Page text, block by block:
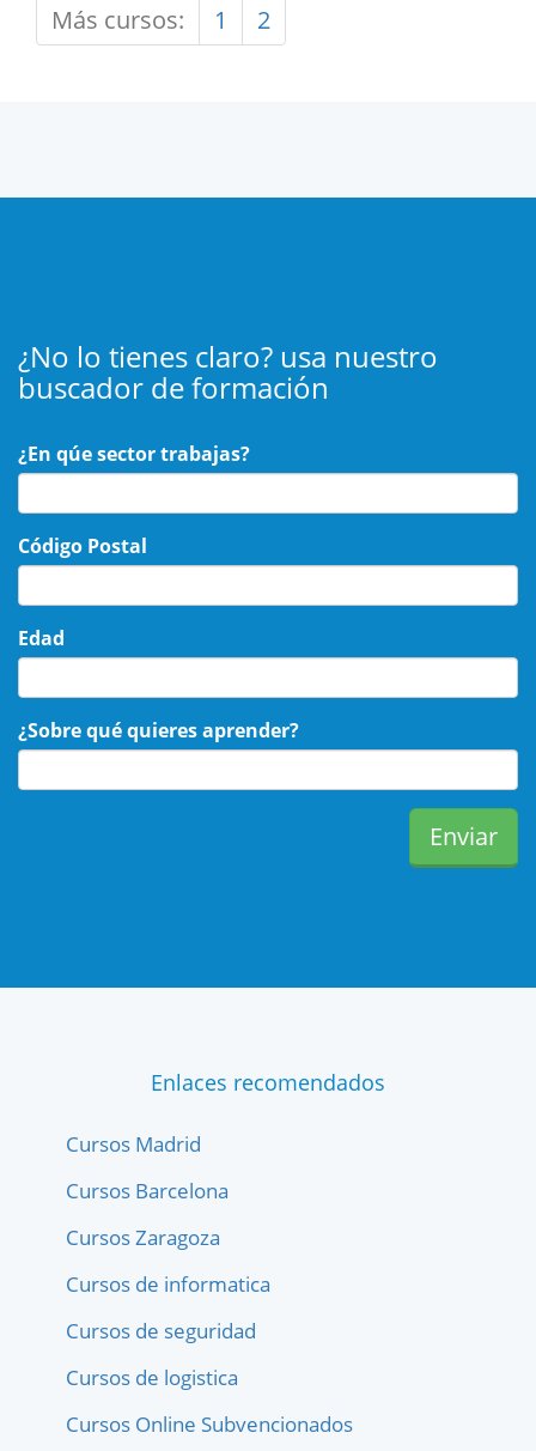
Más cursos: 1 2
¿No lo tienes claro? usa nuestro
buscador de formación
¿En qúe sector trabajas?
Código Postal
Edad
¿Sobre qué quieres aprender?
Enlaces recomendados
Cursos Madrid
Cursos Barcelona
Cursos Zaragoza
Cursos de informatica
Cursos de seguridad
Cursos de logistica
Cursos Online Subvencionados